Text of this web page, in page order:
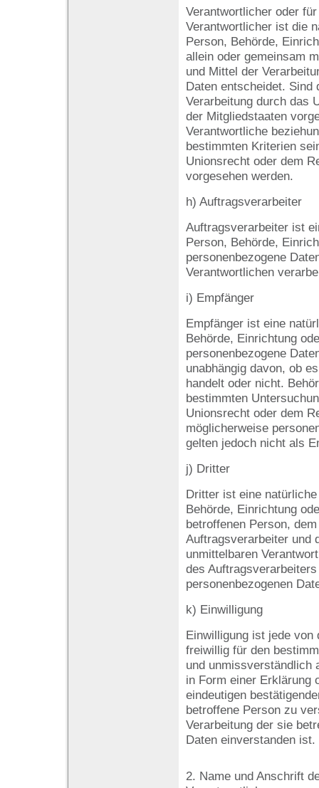
Verantwortlicher oder
Verantwortlicher ist die
Person, Behörde,
allein oder gemeinsam
und Mittel der
Daten entscheidet. Sind
Verarbeitung durch das
der Mitgliedstaaten
Verantwortliche
bestimmten Kriterien
Unionsrecht oder dem
vorgesehen werden.
h) Auftragsverarbeiter
Auftragsverarbeiter ist
Person, Behörde,
personenbezogene
Verantwortlichen
i) Empfänger
Empfänger ist eine
Behörde, Einrichtung
personenbezogene
unabhängig davon, ob
handelt oder nicht.
bestimmten
Unionsrecht oder dem
möglicherweise
gelten jedoch nicht als
j) Dritter
Dritter ist eine
Behörde, Einrichtung
betroffenen Person,
Auftragsverarbeiter und
unmittelbaren
des
personenbezogenen
k) Einwilligung
Einwilligung ist jede von
freiwillig für den
und unmissverständlich
in Form einer Erklärung
eindeutigen
betroffene Person zu
Verarbeitung der sie
Daten einverstanden ist.
2. Name und Anschrift